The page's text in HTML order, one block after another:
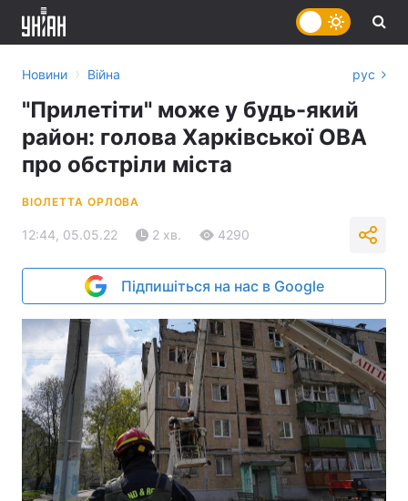
Новини › Війна рус
"Прилетіти" може у будь-який
район: голова Харківської ОВА
про обстріли міста
ВІОЛЕТТА ОРЛОВА
12:44, 05.05.22 2 хв. 4290
Підпишіться на нас в Google